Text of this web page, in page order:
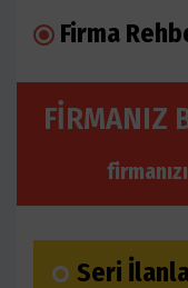
Firma
FİRMANIZ
Seri